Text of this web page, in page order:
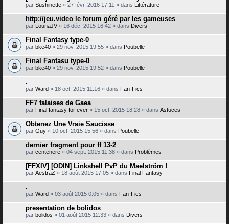
par Sushinette » 27 févr. 2016 17:11 » dans Littérature
http://jeu.video le forum géré par les gameuses
par LounaJV » 16 déc. 2015 16:42 » dans Divers
Final Fantasy type-0
par bke40 » 29 nov. 2015 19:55 » dans Poubelle
Final Fantasu type-0
par bke40 » 29 nov. 2015 19:52 » dans Poubelle
.
par Ward » 18 oct. 2015 11:16 » dans Fan-Fics
FF7 falaises de Gaea
par Final fantasy for ever » 15 oct. 2015 18:28 » dans Astuces
Obtenez Une Vraie Saucisse
par Guy » 10 oct. 2015 15:56 » dans Poubelle
dernier fragment pour ff 13-2
par centenere » 04 sept. 2015 11:38 » dans Problèmes
[FFXIV] [ODIN] Linkshell PvP du Maelström !
par AestraZ » 18 août 2015 17:05 » dans Final Fantasy
.
par Ward » 03 août 2015 0:05 » dans Fan-Fics
presentation de bolidos
par bolidos » 01 août 2015 12:33 » dans Divers